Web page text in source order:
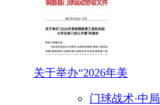
关于举办“2026年美
门球战术·中局